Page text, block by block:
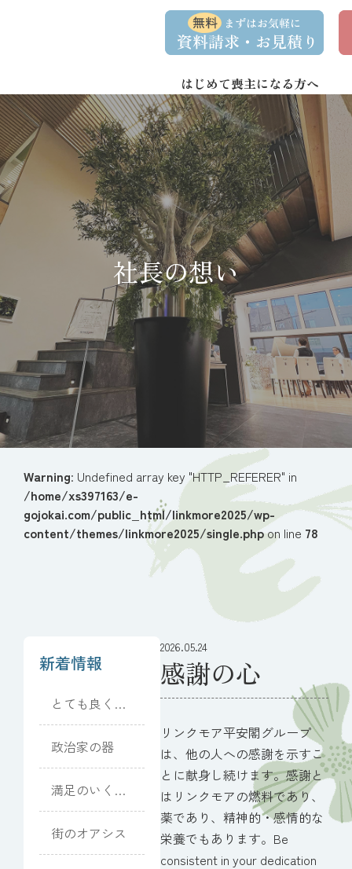
へ
ス
キ
ッ
プ
ョ
ン
に
移
動
資
求
問
い
合
わ
せ
事
談
はじめて喪主になる方へ
社長の想い
Warning: Undefined array key "HTTP_REFERER" in
/home/xs397163/e-
gojokai.com/public_html/linkmore2025/wp-
content/themes/linkmore2025/single.phpon line 78
新着情報
とても良くし
ていただきま
した
政治家の器
満足のいく式
になりました
街のオアシス
2026.05.24
感謝の心
リンクモア平安閣グループ
は、他の人への感謝を示すこ
とに献身し続けます。感謝と
はリンクモアの燃料であり、
薬であり、精神的・感情的な
栄養でもあります。Be
consistent in your dedication